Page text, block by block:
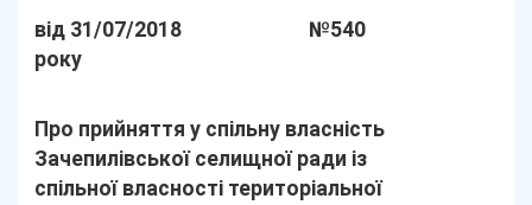
від 31/07/2018
року
№540
Про прийняття у спільну власність
Зачепилівської селищної ради із
спільної власності територіальної